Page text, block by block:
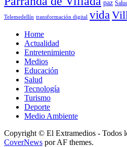
paz
Telemedellín transformación digital vida
Home
Actualidad
Entretenimiento
Medios
Educación
Salud
Tecnología
Turismo
Deporte
Medio Ambiente
Copyright © El Extramedios - Todos
CoverNews por AF themes.